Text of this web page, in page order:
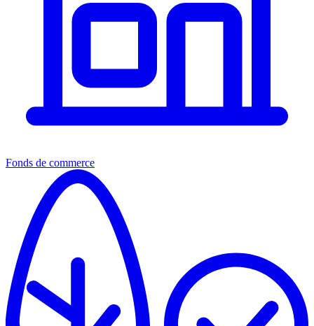
Fonds de commerce